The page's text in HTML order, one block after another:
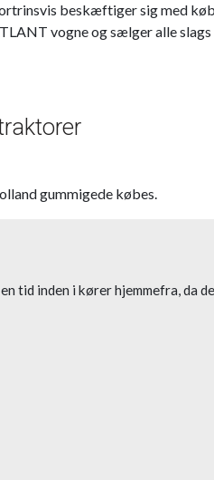
beskæftiger sig med
vogne og sælger alle
gummigede købes.
tid inden i kører hjemmefra, da